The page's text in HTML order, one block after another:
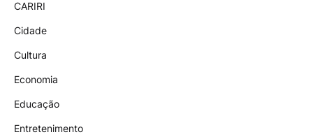
CARIRI
Cidade
Cultura
Economia
Educação
Entretenimento